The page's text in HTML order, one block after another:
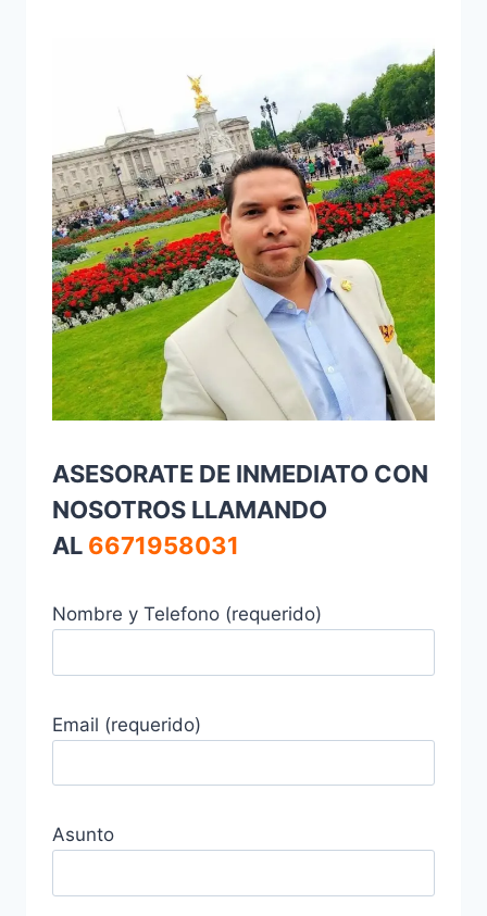
ASESORATE DE INMEDIATO CON
NOSOTROS LLAMANDO
AL 6671958031
Nombre y Telefono (requerido)
Email (requerido)
Asunto